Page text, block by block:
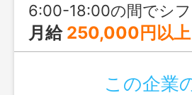
6:00-18:00の間でシフト制（実働8時間
月給 250,000円以上
この企業